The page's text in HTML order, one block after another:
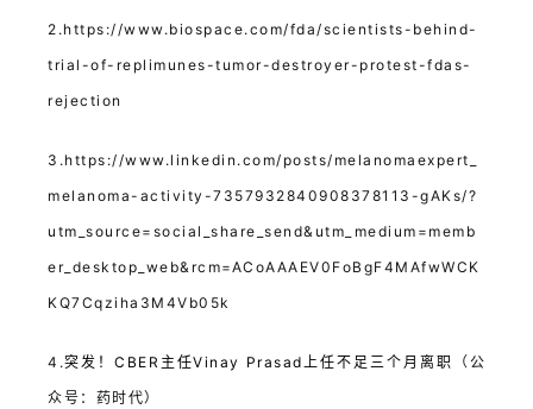
2.https://www.biospace.com/fda/scientists-behind-
trial-of-replimunes-tumor-destroyer-protest-fdas-
rejection
3.https://www.linkedin.com/posts/melanomaexpert_
melanoma-activity-7357932840908378113-gAKs/?
utm_source=social_share_send&utm_medium=memb
er_desktop_web&rcm=ACoAAAEV0FoBgF4MAfwWCK
KQ7Cqziha3M4Vb05k
4.突发！CBER主任Vinay Prasad上任不足三个月离职
（公
众号：药时代）